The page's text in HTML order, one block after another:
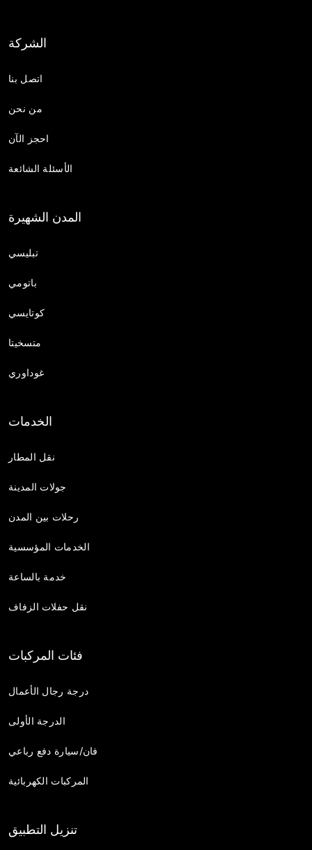
الشركة
اتصل بنا
من نحن
احجز الآن
الأسئلة الشائعة
المدن الشهيرة
تبليسي
باتومي
كوتايسي
متسخيتا
غوداوري
الخدمات
نقل المطار
جولات المدينة
رحلات بين المدن
الخدمات المؤسسية
خدمة بالساعة
نقل حفلات الزفاف
فئات المركبات
درجة رجال الأعمال
الدرجة الأولى
فان/سيارة دفع رباعي
المركبات الكهربائية
تنزيل التطبيق